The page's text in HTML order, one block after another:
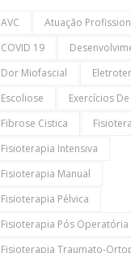
AVC
Atuação
COVID 19
Dor Miofascial
Escoliose
Exercícios
Fibrose Cistica
Fisioterapia Intensiva
Fisioterapia Manual
Fisioterapia Pélvica
Fisioterapia Pós Operatória
Fisioterapia Traumato-